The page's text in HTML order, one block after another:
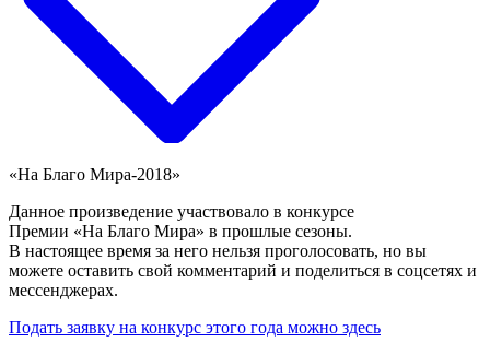
«На Благо Мира-2018»
Данное произведение участвовало в конкурсе
Премии «На Благо Мира» в прошлые сезоны.
В настоящее время за него нельзя проголосовать, но вы
можете оставить свой комментарий и поделиться в соцсетях и
мессенджерах.
Подать заявку на конкурс этого года можно здесь